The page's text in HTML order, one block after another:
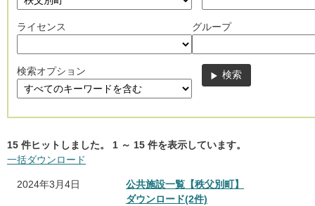
ライセンス グループ
検索オプション
15 件ヒットしました。 1 ～ 15 件を表示しています。
一括ダウンロード
2024年3月4日
公共施設一覧【秩父別町】
ダウンロード(2件)